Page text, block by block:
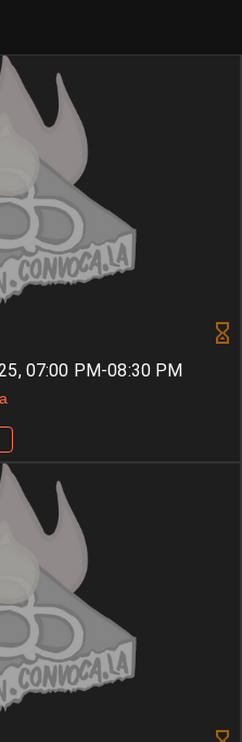
07:00 PM-08:30 PM